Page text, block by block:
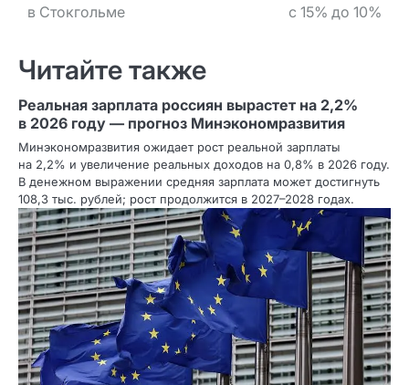
в Стокгольме
с 15% до 10%
Читайте также
Реальная зарплата россиян вырастет на 2,2%
в 2026 году — прогноз Минэкономразвития
Минэкономразвития ожидает рост реальной зарплаты
на 2,2% и увеличение реальных доходов на 0,8% в 2026 году.
В денежном выражении средняя зарплата может достигнуть
108,3 тыс. рублей; рост продолжится в 2027–2028 годах.